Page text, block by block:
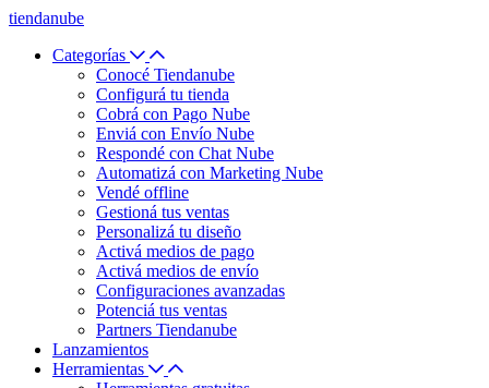
tiendanube
Categorías
Conocé Tiendanube
Configurá tu tienda
Cobrá con Pago Nube
Enviá con Envío Nube
Respondé con Chat Nube
Automatizá con Marketing Nube
Vendé offline
Gestioná tus ventas
Personalizá tu diseño
Activá medios de pago
Activá medios de envío
Configuraciones avanzadas
Potenciá tus ventas
Partners Tiendanube
Lanzamientos
Herramientas